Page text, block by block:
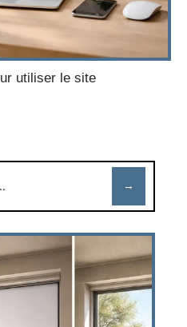
utiliser le site